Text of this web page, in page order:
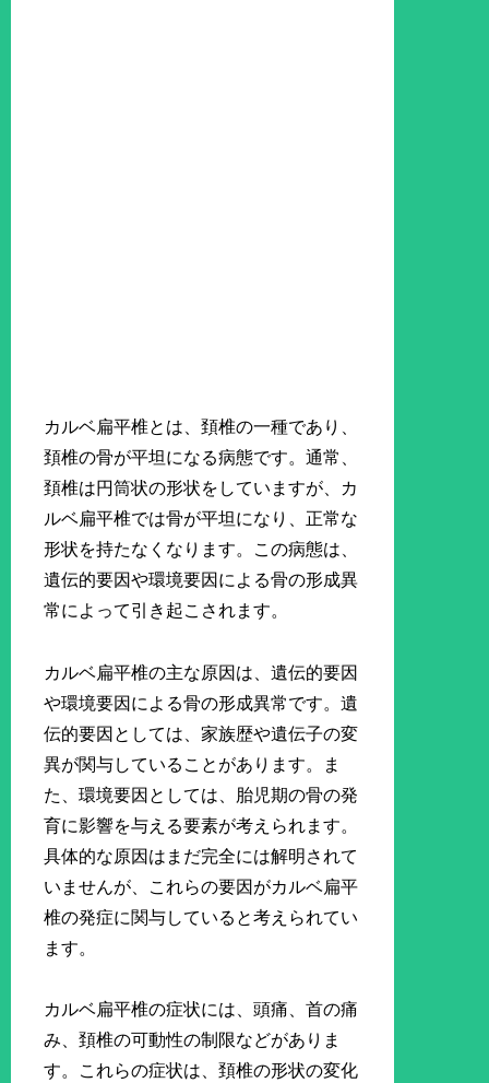
カルベ扁平椎とは、頚椎の一種であり、
頚椎の骨が平坦になる病態です。通常、
頚椎は円筒状の形状をしていますが、カ
ルベ扁平椎では骨が平坦になり、正常な
形状を持たなくなります。この病態は、
遺伝的要因や環境要因による骨の形成異
常によって引き起こされます。
カルベ扁平椎の主な原因は、遺伝的要因
や環境要因による骨の形成異常です。遺
伝的要因としては、家族歴や遺伝子の変
異が関与していることがあります。ま
た、環境要因としては、胎児期の骨の発
育に影響を与える要素が考えられます。
具体的な原因はまだ完全には解明されて
いませんが、これらの要因がカルベ扁平
椎の発症に関与していると考えられてい
ます。
カルベ扁平椎の症状には、頭痛、首の痛
み、頚椎の可動性の制限などがありま
す。これらの症状は、頚椎の形状の変化